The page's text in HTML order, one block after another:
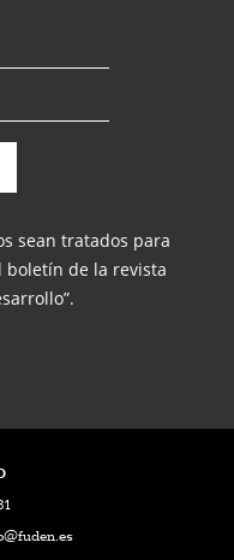
sean tratados para
boletín de la revista